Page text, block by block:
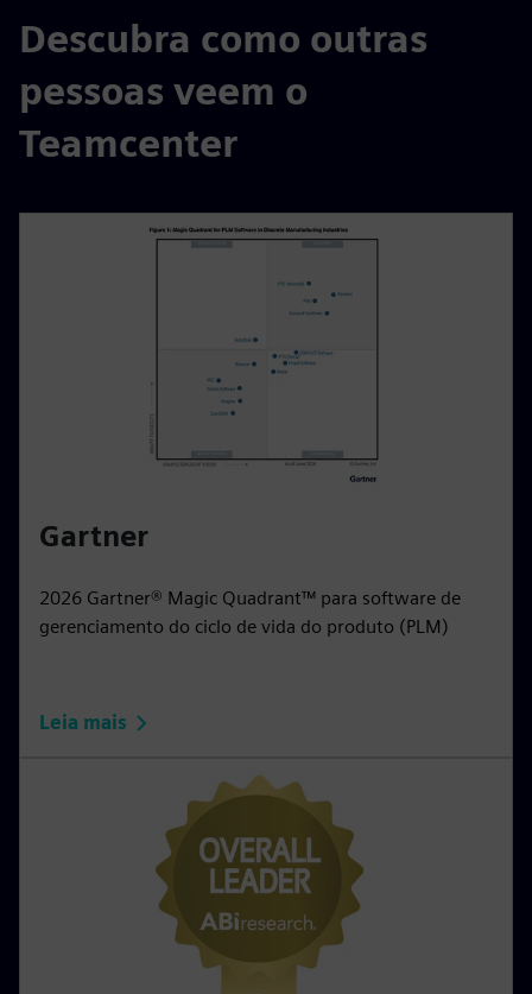
Descubra como outras
pessoas veem o
Teamcenter
Gartner
2026 Gartner® Magic Quadrant™ para software de
gerenciamento do ciclo de vida do produto (PLM)
Leia mais